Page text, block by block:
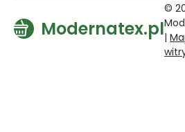
Modernatex.pl
©
|